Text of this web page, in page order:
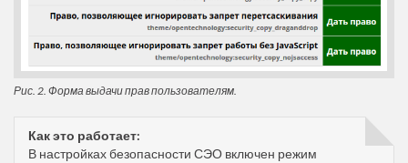
Рис. 2. Форма выдачи прав пользователям.
Как это работает:
В настройках безопасности СЭО включен режим